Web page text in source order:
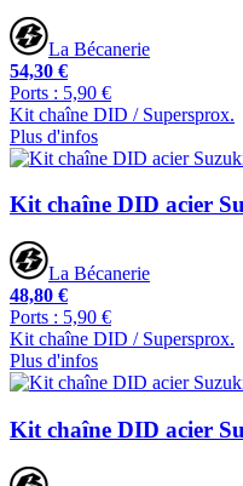
La Bécanerie
54,30 €
Ports : 5,90 €
Kit chaîne DID / Supersprox.
Plus d'infos
Kit chaîne DID acier
La Bécanerie
48,80 €
Ports : 5,90 €
Kit chaîne DID / Supersprox.
Plus d'infos
Kit chaîne DID acier